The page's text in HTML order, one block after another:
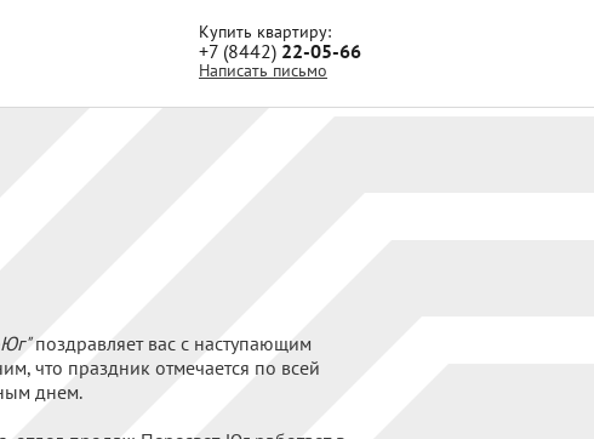
Купить квартиру:
+7 (8442) 22-05-66
Написать письмо
поздравляет вас с наступающим
что праздник отмечается по всей
днем.